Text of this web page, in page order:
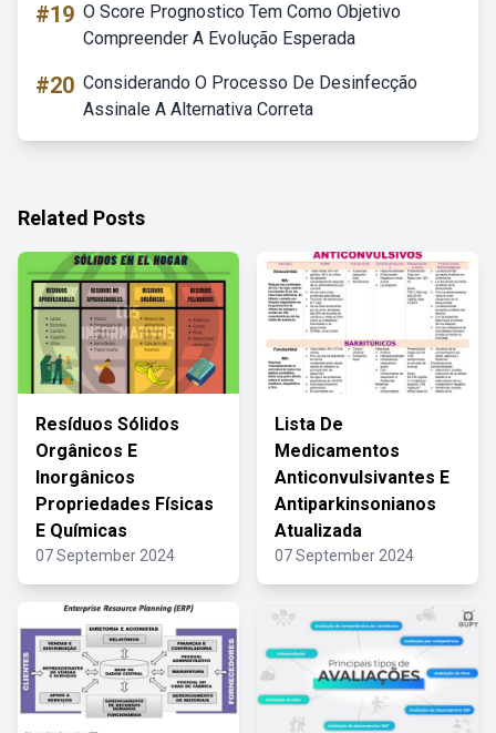
#19 O Score Prognostico Tem Como Objetivo
Compreender A Evolução Esperada
#20 Considerando O Processo De Desinfecção
Assinale A Alternativa Correta
Related Posts
Resíduos Sólidos
Orgânicos E
Inorgânicos
Propriedades Físicas
E Químicas
07 September 2024
Lista De
Medicamentos
Anticonvulsivantes E
Antiparkinsonianos
Atualizada
07 September 2024